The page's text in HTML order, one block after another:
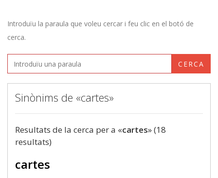
Introduïu la paraula que voleu cercar i feu clic en el botó de
cerca.
CERCA
Sinònims de «cartes»
Resultats de la cerca per a «cartes» (18
resultats)
cartes